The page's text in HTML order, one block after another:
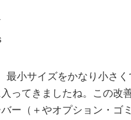
最小サイズをかなり小さく
ってきましたね。この改
ー（＋やオプション・ゴ